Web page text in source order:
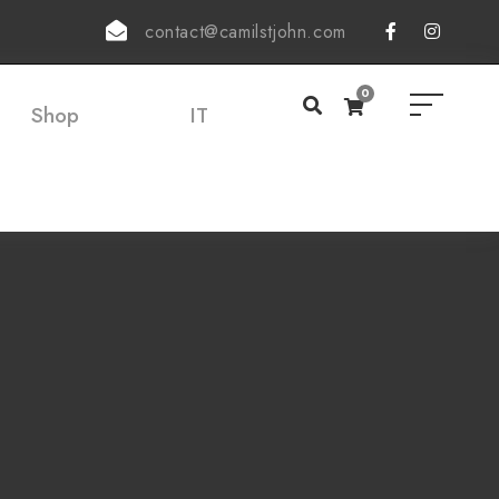
contact@camilstjohn.com
Shop IT
0